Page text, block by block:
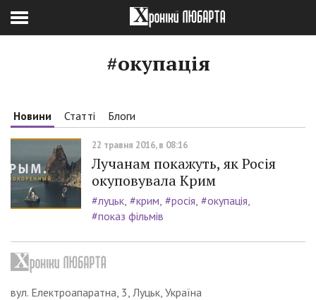
#окупація
Новини Статті Блоги
22 травня 2016, в 08:16
Лучанам покажуть, як Росія
окуповувала Крим
#луцьк #крим #росія #окупація
#показ фільмів
вул. Електроапаратна, 3, Луцьк, Україна